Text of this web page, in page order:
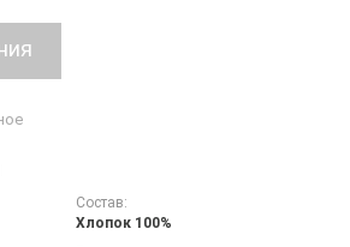
Состав:
Хлопок 100%